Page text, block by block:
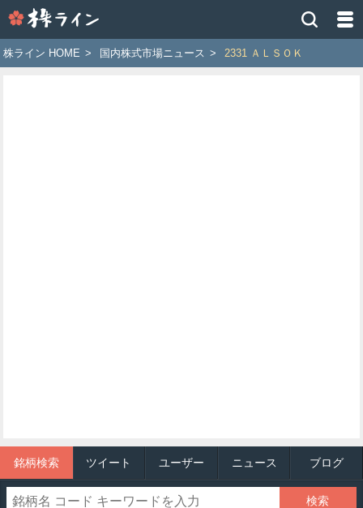
イ
ン
株ライン HOME > 国内株式市場ニュース > 2331 ＡＬＳＯＫ
銘柄検索 ツイート ユーザー ニュース ブログ